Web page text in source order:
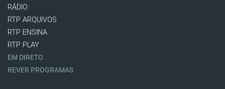
RÁDIO
RTP ARQUIVOS
RTP ENSINA
RTP PLAY
EM DIRETO
REVER PROGRAMAS